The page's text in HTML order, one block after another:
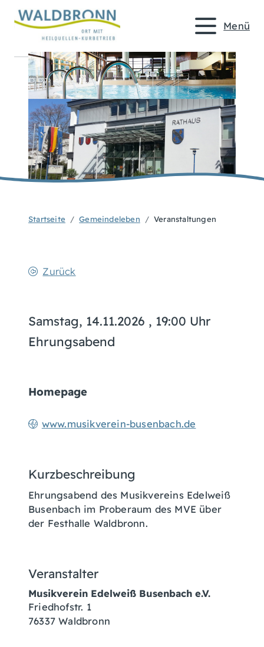
Menü
Startseite Gemeindeleben Veranstaltungen
Zurück
Samstag, 14.11.2026 , 19:00 Uhr
Ehrungsabend
Homepage
www.musikverein-busenbach.de
Kurzbeschreibung
Ehrungsabend des Musikvereins Edelweiß
Busenbach im Proberaum des MVE über
der Festhalle Waldbronn.
Veranstalter
Musikverein Edelweiß Busenbach e.V.
Friedhofstr. 1
76337 Waldbronn